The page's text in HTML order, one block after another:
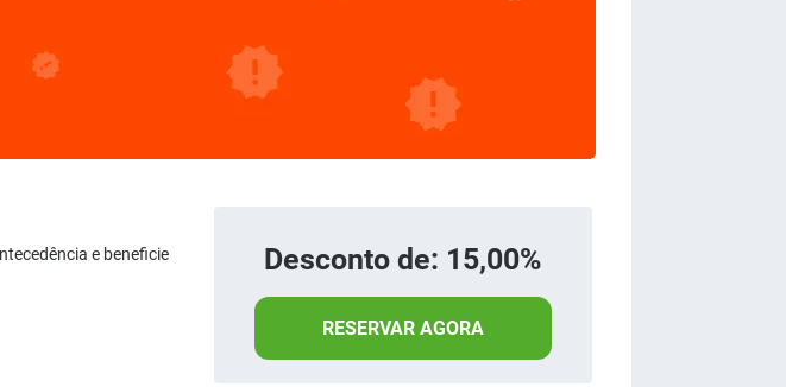
e beneficie
Desconto de: 15,00%
RESERVAR AGORA